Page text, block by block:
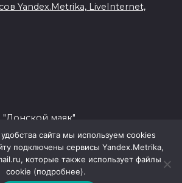
Yandex.Metrika, LiveInternet,
маяк"
сайта мы используем cookies
подключены сервисы Yandex.Metrika,
которые также использует файлы
cookie (подробнее).